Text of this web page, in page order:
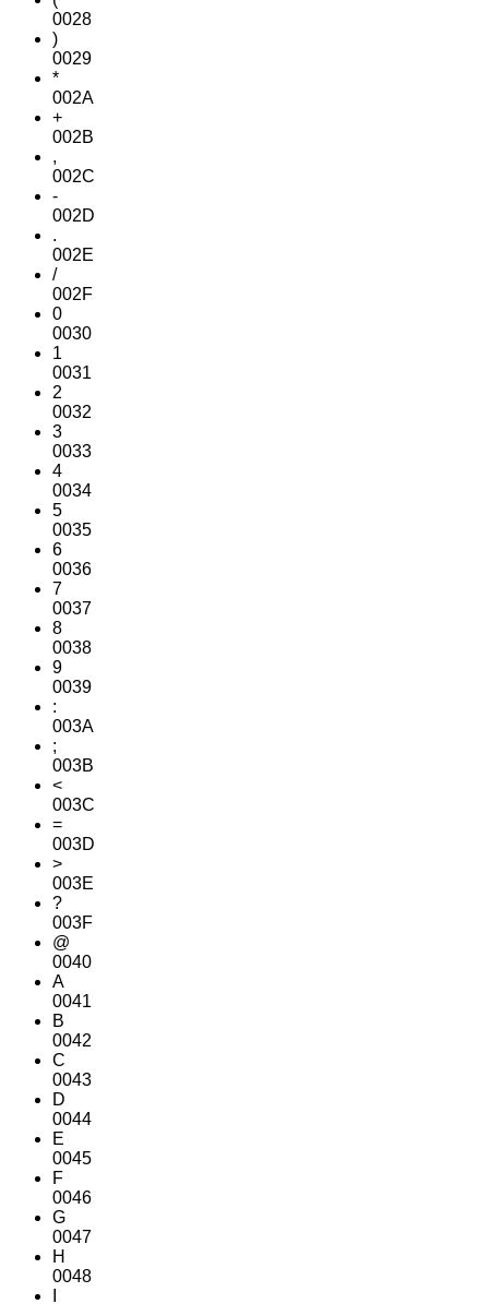
0028
)
0029
*
002A
+
002B
,
002C
-
002D
.
002E
/
002F
0
0030
1
0031
2
0032
3
0033
4
0034
5
0035
6
0036
7
0037
8
0038
9
0039
:
003A
;
003B
<
003C
=
003D
>
003E
?
003F
@
0040
A
0041
B
0042
C
0043
D
0044
E
0045
F
0046
G
0047
H
0048